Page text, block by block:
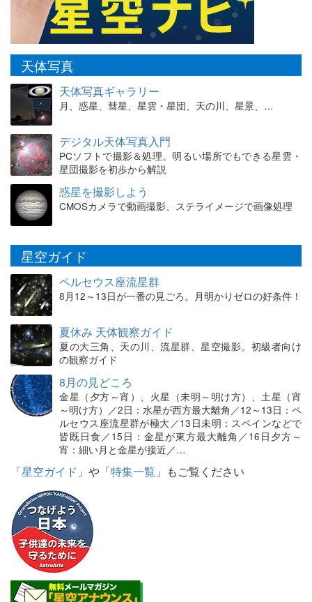
天体写真
天体写真ギャラリー
月、惑星、彗星、星雲・星団、天の川、星景、…
デジタル天体写真入門
PCソフトで撮影＆処理。明るい場所でもできる星雲・
星団撮影を初歩から解説
惑星を撮影しよう
CMOSカメラで動画撮影、ステライメージで画像処理
星空ガイド
ペルセウス座流星群
8月12～13日が一番の見ごろ。月明かりゼロの好条件！
夏休み 天体観察ガイド
夏の大三角、天の川、流星群、星空撮影。初級者向け
の観察ガイド
8月の見どころ
金星（夕方～宵）、火星（未明～明け方）、土星（宵
～明け方）／2日：水星が西方最大離角／12～13日：ペ
ルセウス座流星群が極大／13日未明：スペインなどで
皆既日食／15日：金星が東方最大離角／16日夕方～
宵：細い月と金星が接近／…
「星空ガイド 」や「特集一覧 」もご覧ください